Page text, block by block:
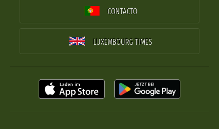
CONTACTO
LUXEMBOURG TIMES